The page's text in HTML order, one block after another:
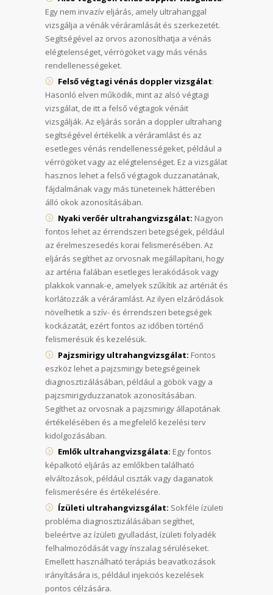
Egy nem invazív eljárás, amely ultrahanggal
vizsgálja a vénák véráramlását és szerkezetét.
Segítségével az orvos azonosíthatja a vénás
elégtelenséget, vérrögöket vagy más vénás
rendellenességeket.
Felső végtagi vénás doppler vizsgálat:
Hasonló elven működik, mint az alsó végtagi
vizsgálat, de itt a felső végtagok vénáit
vizsgálják. Az eljárás során a doppler ultrahang
segítségével értékelik a véráramlást és az
esetleges vénás rendellenességeket, például a
vérrögöket vagy az elégtelenséget. Ez a vizsgálat
hasznos lehet a felső végtagok duzzanatának,
fájdalmának vagy más tüneteinek hátterében
álló okok azonosításában.
Nyaki verőér ultrahangvizsgálat: Nagyon
fontos lehet az érrendszeri betegségek, például
az érelmeszesedés korai felismerésében. Az
eljárás segíthet az orvosnak megállapítani, hogy
az artéria falában esetleges lerakódások vagy
plakkok vannak-e, amelyek szűkítik az artériát és
korlátozzák a véráramlást. Az ilyen elzáródások
növelhetik a szív- és érrendszeri betegségek
kockázatát, ezért fontos az időben történő
felismerésük és kezelésük.
Pajzsmirigy ultrahangvizsgálat: Fontos
eszköz lehet a pajzsmirigy betegségeinek
diagnosztizálásában, például a göbök vagy a
pajzsmirigyduzzanatok azonosításában.
Segíthet az orvosnak a pajzsmirigy állapotának
értékelésében és a megfelelő kezelési terv
kidolgozásában.
Emlők ultrahangvizsgálata: Egy fontos
képalkotó eljárás az emlőkben található
elváltozások, például ciszták vagy daganatok
felismerésére és értékelésére.
Ízületi ultrahangvizsgálat: Sokféle ízületi
probléma diagnosztizálásában segíthet,
beleértve az ízületi gyulladást, ízületi folyadék
felhalmozódását vagy ínszalag sérüléseket.
Emellett használható terápiás beavatkozások
irányítására is, például injekciós kezelések
pontos célzására.